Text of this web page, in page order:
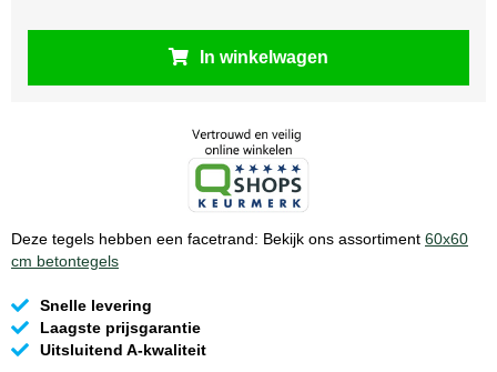
In winkelwagen
Deze tegels hebben een facetrand: Bekijk ons assortiment 60x60
cm betontegels
Snelle levering
Laagste prijsgarantie
Uitsluitend A-kwaliteit